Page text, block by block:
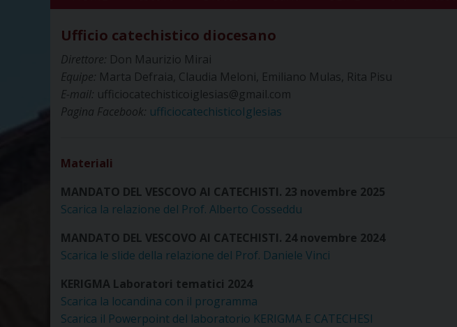
Ufficio catechistico diocesano
Direttore: Don Maurizio Mirai
Equipe: Marta Defraia, Claudia Meloni, Emiliano Mulas, Rita Pisu
E-mail: ufficiocatechisticoiglesias@gmail.com
Pagina Facebook: ufficiocatechisticoIglesias
Materiali
MANDATO DEL VESCOVO AI CATECHISTI. 23 novembre 2025
Scarica la relazione del Prof. Alberto Cosseddu
MANDATO DEL VESCOVO AI CATECHISTI. 24 novembre 2024
Scarica le slide della relazione del Prof. Daniele Vinci
KERIGMA Laboratori tematici 2024
Scarica la locandina con il programma
Scarica il Powerpoint del laboratorio KERIGMA E CATECHESI